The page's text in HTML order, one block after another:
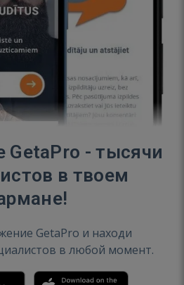
- тысячи
в твоем
GetaPro и находи
в любой момент.